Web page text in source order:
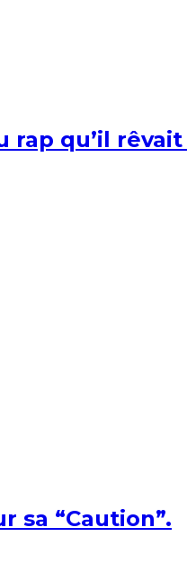
qu’il rêvait
sa “Caution”.